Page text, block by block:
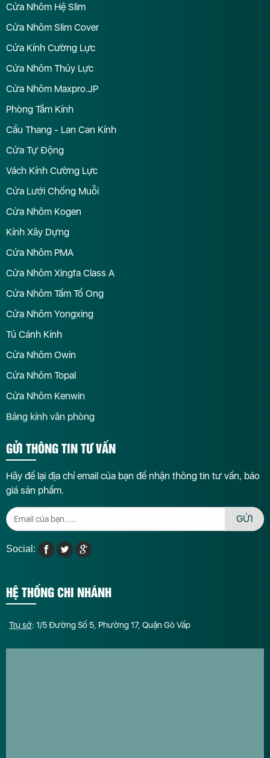
Cửa Nhôm Hệ Slim
Cửa Nhôm Slim Cover
Cửa Kính Cường Lực
Cửa Nhôm Thủy Lực
Cửa Nhôm Maxpro.JP
Phòng Tắm Kính
Cầu Thang - Lan Can Kính
Cửa Tự Động
Vách Kính Cường Lực
Cửa Lưới Chống Muỗi
Cửa Nhôm Kogen
Kính Xây Dựng
Cửa Nhôm PMA
Cửa Nhôm Xingfa Class A
Cửa Nhôm Tấm Tổ Ong
Cửa Nhôm Yongxing
Tủ Cánh Kính
Cửa Nhôm Owin
Cửa Nhôm Topal
Cửa Nhôm Kenwin
Bảng kính văn phòng
GỬI THÔNG TIN TƯ VẤN
Hãy để lại địa chỉ email của bạn để nhận thông tin tư vấn, báo
giá sản phẩm.
GỬI
Social:
HỆ THỐNG CHI NHÁNH
Trụ sở: 1/5 Đường Số 5, Phường 17, Quận Gò Vấp